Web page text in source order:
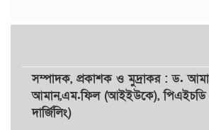
সম্পাদক, প্রকাশকওমুদ্রাকর: ড.
আমান,এম.ফিল (আইইউকে),
দার্জিলিং)